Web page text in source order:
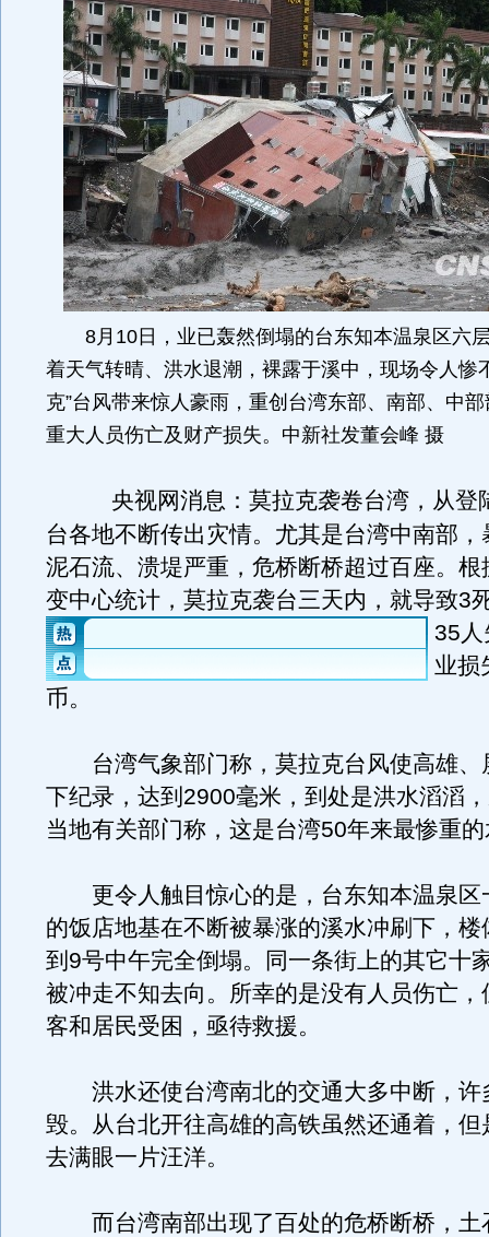
8月10日，业已轰然倒塌的台东知本温泉区六
着天气转晴、洪水退潮，裸露于溪中，现场令人惨
克”台风带来惊人豪雨，重创台湾东部、南部、中
重大人员伤亡及财产损失。中新社发董会峰 摄
央视网消息：莫拉克袭卷台湾，从登
台各地不断传出灾情。尤其是台湾中南部
泥石流、溃堤严重，危桥断桥超过百座。根
变中心统计，莫拉克袭台三天内，就导致3
35人
业损
币。
台湾气象部门称，莫拉克台风使高雄、
下纪录，达到2900毫米，到处是洪水滔滔
当地有关部门称，这是台湾50年来最惨重
更令人触目惊心的是，台东知本温泉区
的饭店地基在不断被暴涨的溪水冲刷下，楼
到9号中午完全倒塌。同一条街上的其它十
被冲走不知去向。所幸的是没有人员伤亡
客和居民受困，亟待救援。
洪水还使台湾南北的交通大多中断，许
毁。从台北开往高雄的高铁虽然还通着，但
去满眼一片汪洋。
而台湾南部出现了百处的危桥断桥，土